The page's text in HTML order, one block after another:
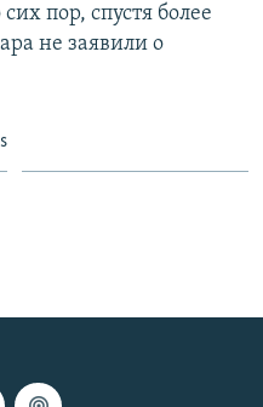
пор, спустя более
не заявили о